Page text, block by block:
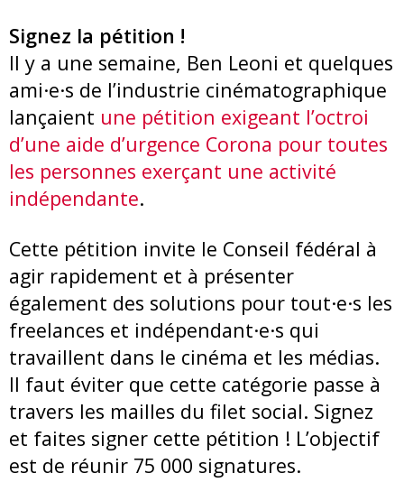
Signez la pétition !
Il y a une semaine, Ben Leoni et quelques
ami·e·s de l’industrie cinématographique
lançaient une pétition exigeant l’octroi
d’une aide d’urgence Corona pour toutes
les personnes exerçant une activité
indépendante.
Cette pétition invite le Conseil fédéral à
agir rapidement et à présenter
également des solutions pour tout·e·s les
freelances et indépendant·e·s qui
travaillent dans le cinéma et les médias.
Il faut éviter que cette catégorie passe à
travers les mailles du filet social. Signez
et faites signer cette pétition ! L’objectif
est de réunir 75 000 signatures.